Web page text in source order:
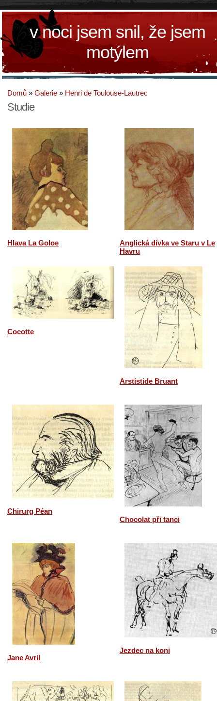
v noci jsem snil, že jsem
motýlem
Domů » Galerie » Henri de Toulouse-Lautrec
Studie
Hlava La Goloe
Anglická dívka ve Staru v Le
Havru
Cocotte
Arstistide Bruant
Chirurg Péan
Chocolat při tanci
Jane Avril
Jezdec na koni